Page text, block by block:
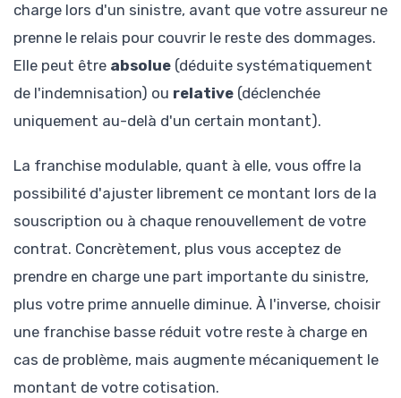
charge lors d'un sinistre, avant que votre assureur ne
prenne le relais pour couvrir le reste des dommages.
Elle peut être absolue (déduite systématiquement
de l'indemnisation) ou relative (déclenchée
uniquement au-delà d'un certain montant).
La franchise modulable, quant à elle, vous offre la
possibilité d'ajuster librement ce montant lors de la
souscription ou à chaque renouvellement de votre
contrat. Concrètement, plus vous acceptez de
prendre en charge une part importante du sinistre,
plus votre prime annuelle diminue. À l'inverse, choisir
une franchise basse réduit votre reste à charge en
cas de problème, mais augmente mécaniquement le
montant de votre cotisation.